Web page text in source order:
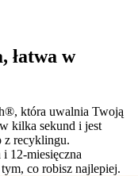
łatwa w
która uwalnia Twoją
kilka sekund i jest
z recyklingu.
12-miesięczna
co robisz najlepiej.